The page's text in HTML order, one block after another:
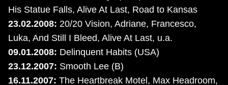
His Statue Falls, Alive At Last, Road to Kansas
23.02.2008: 20/20 Vision, Adriane, Francesco,
Luka, And Still I Bleed, Alive At Last, u.a.
09.01.2008: Delinquent Habits (USA)
23.12.2007: Smooth Lee (B)
16.11.2007: The Heartbreak Motel, Max Headroom,